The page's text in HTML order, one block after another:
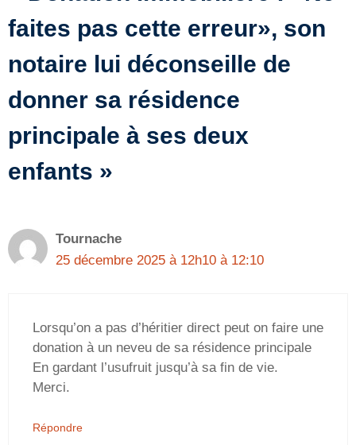
faites pas cette erreur», son
notaire lui déconseille de
donner sa résidence
principale à ses deux
enfants »
Tournache
25 décembre 2025 à 12h10 à 12:10
Lorsqu’on a pas d’héritier direct peut on faire une
donation à un neveu de sa résidence principale
En gardant l’usufruit jusqu’à sa fin de vie.
Merci.
Répondre